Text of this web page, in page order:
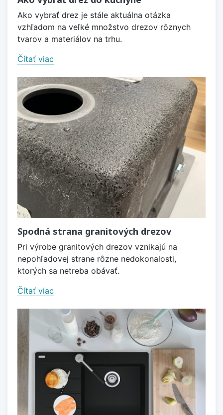
Ako vybrať drez je stále aktuálna otázka
vzhľadom na veľké množstvo drezov rôznych
tvarov a materiálov na trhu.
Čítať viac
Spodná strana granitových drezov
Pri výrobe granitových drezov vznikajú na
nepohľadovej strane rôzne nedokonalosti,
ktorých sa netreba obávať.
Čítať viac